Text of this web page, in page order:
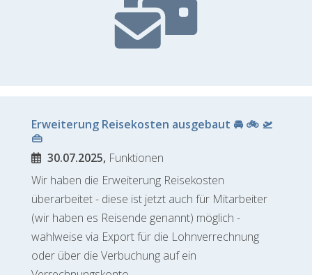
Erweiterung Reisekosten ausgebaut 🚘 🚲 🛫
👜
30.07.2025, Funktionen
Wir haben die Erweiterung Reisekosten
überarbeitet - diese ist jetzt auch für Mitarbeiter
(wir haben es Reisende genannt) möglich -
wahlweise via Export für die Lohnverrechnung
oder über die Verbuchung auf ein